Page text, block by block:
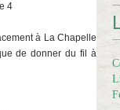
4
à La Chapelle
de donner du fil à